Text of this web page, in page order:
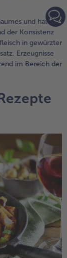
und hat
der Konsistenz
in gewürzter
Erzeugnisse
im Bereich der